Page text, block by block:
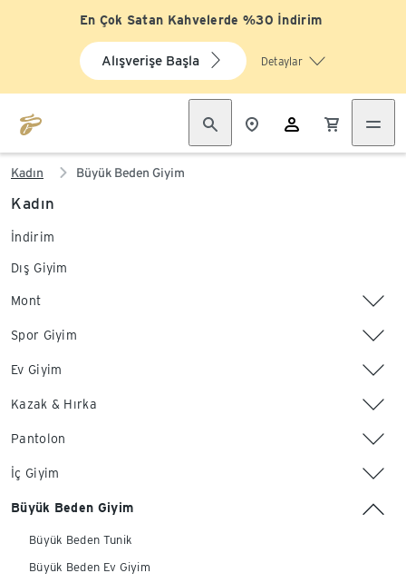
En Çok Satan Kahvelerde %30 İndirim
Alışverişe Başla Detaylar
Kadın Büyük Beden Giyim
Kadın
İndirim
Dış Giyim
Mont
Spor Giyim
Ev Giyim
Kazak & Hırka
Pantolon
İç Giyim
Büyük Beden Giyim
Büyük Beden Tunik
Büyük Beden Ev Giyim